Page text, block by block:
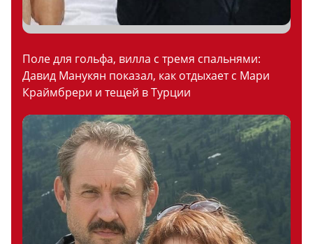
Поле для гольфа, вилла с тремя спальнями:
Давид Манукян показал, как отдыхает с Мари
Краймбрери и тещей в Турции